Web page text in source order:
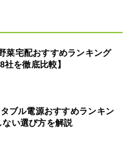
菜宅配おすすめランキング
を徹底比較】
タブル電源おすすめランキン
い選び方を解説